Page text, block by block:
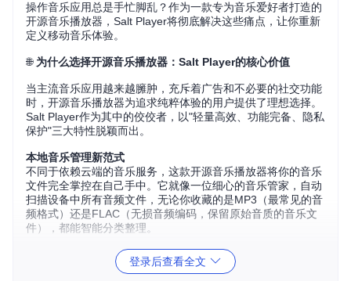
操作音乐应用总是手忙脚乱？作为一款专为音乐爱好者打造的
开源音乐播放器，Salt Player将彻底解决这些痛点，让你重新
定义移动音乐体验。
🌐 为什么选择开源音乐播放器：Salt Player的核心价值
当主流音乐应用越来越臃肿，充斥着广告和不必要的社交功能
时，开源音乐播放器为追求纯粹体验的用户提供了理想选择。
Salt Player作为其中的佼佼者，以"轻量高效、功能完备、隐私
保护"三大特性脱颖而出。
本地音乐管理新范式
不同于依赖云端的音乐服务，这款开源音乐播放器将你的音乐
文件完全掌控在自己手中。它就像一位细心的音乐管家，自动
扫描设备中所有音频文件，无论你收藏的是MP3（最常见的音
频格式）还是FLAC（无损音频编码，保留原始音质的音乐文
件），都能智能分类整理。
隐私保护的终极方案
在数据安全日益重要的今天，选择开源音乐播放器意味着你不
登录后查看全文